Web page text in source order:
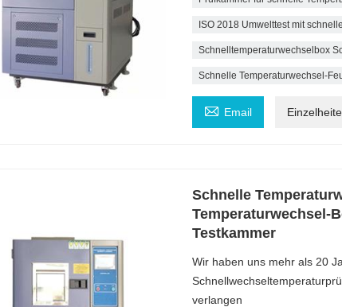
ISO 2018 Umwelttest mit
Schnelltemperaturwechselbox
Schnelle Temperaturwechsel-
 Email
Schnelle
Temperaturwechsel-
Testkammer
Wir haben uns mehr als 20
verlangen